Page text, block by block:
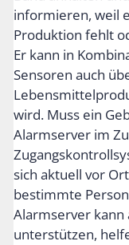
informieren, weil
Produktion fehlt
Er kann in
Sensoren auch
wird. Muss ein
Alarmserver im
sich aktuell vor
bestimmte
Alarmserver kann
unterstützen,